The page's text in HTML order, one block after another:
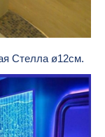
Стелла ø12см.